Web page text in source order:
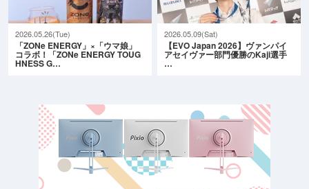
2026.05.26(Tue)
「ZONe ENERGY」×「ウマ娘」
コラボ！「ZONe ENERGY TOUG
HNESS G…
2026.05.09(Sat)
【EVO Japan 2026】ヴァンパイ
アセイヴァー部門優勝のKaji選手
…